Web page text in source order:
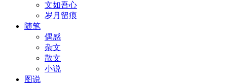
文如吾心
岁月留痕
随笔
偶感
杂文
散文
小说
图说